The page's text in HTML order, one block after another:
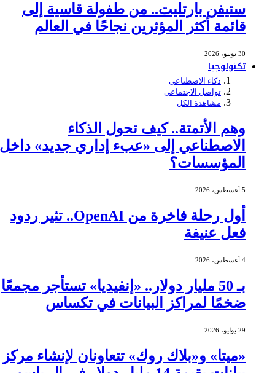
ستيفن بارتليت.. من طفولة قاسية إلى
قائمة أكثر المؤثرين نجاحًا في العالم
30 يونيو، 2026
تكنولوجيا
ذكاء الاصطناعي
تواصل الاجتماعي
مشاهدة الكل
وهم الأتمتة.. كيف تحول الذكاء
الاصطناعي إلى «عبء إداري جديد» داخل
المؤسسات؟
5 أغسطس، 2026
أول رحلة فاخرة من OpenAI.. تثير ردود
فعل عنيفة
4 أغسطس، 2026
بـ 50 مليار دولار.. «إنفيديا» تستأجر مجمعًا
ضخمًا لمراكز البيانات في تكساس
29 يوليو، 2026
«ميتا» و«بلاك روك» تتعاونان لإنشاء مركز